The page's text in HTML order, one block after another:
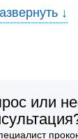
точность
адресу
моделей
плит,
или